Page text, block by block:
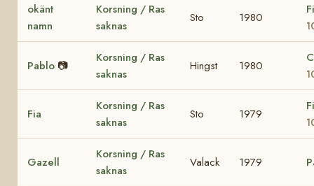
okänt
namn
Korsning / Ras
saknas
Sto 1980
Pablo 📷
Korsning / Ras
saknas
Hingst 1980
Fia
Korsning / Ras
saknas
Sto 1979
Gazell
Korsning / Ras
saknas
Valack 1979